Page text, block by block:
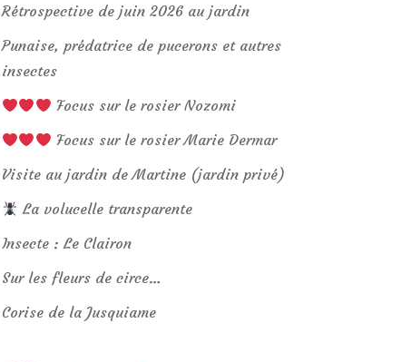
Rétrospective de juin 2026 au jardin
Punaise, prédatrice de pucerons et autres
insectes
Focus sur le rosier Nozomi
Focus sur le rosier Marie Dermar
Visite au jardin de Martine (jardin privé)
La volucelle transparente
Insecte : Le Clairon
Sur les fleurs de circe…
Corise de la Jusquiame